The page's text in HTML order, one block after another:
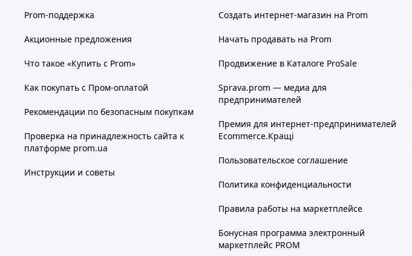
Prom-поддержка
Акционные предложения
Что такое «Купить с Prom»
Как покупать с Пром-оплатой
Рекомендации по безопасным покупкам
Проверка на принадлежность сайта к
платформе prom.ua
Инструкции и советы
Создать интернет-магазин на Prom
Начать продавать на Prom
Продвижение в Каталоге ProSale
Sprava.prom — медиа для
предпринимателей
Премия для интернет-предпринимателей
Ecommerce.Кращі
Пользовательское соглашение
Политика конфиденциальности
Правила работы на маркетплейсе
Бонусная программа электронный
маркетплейс PROM